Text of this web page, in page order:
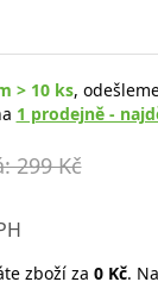
> 10 ks,
1 prodejně -
299 Kč
zboží za 0 Kč.